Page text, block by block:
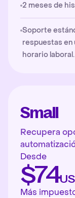
2 meses de
Soporte
respuestas en
horario laboral.
Small
Recupera
Desde
$74
Más